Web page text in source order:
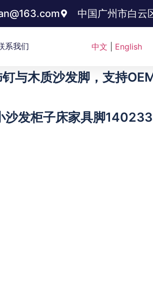
中国广州市白云
系我们 中文 English
与木质沙发脚，支持
沙发柜子床家具脚